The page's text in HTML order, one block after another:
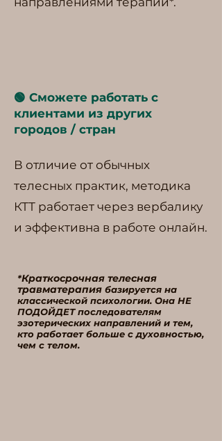
🟢 Сможете работать с
клиентами из других
городов / стран
В отличие от обычных
телесных практик, методика
КТТ работает через вербалику
и эффективна в работе онлайн.
*Краткосрочная телесная
травматерапия базируется на
классической психологии. Она НЕ
ПОДОЙДЕТ последователям
эзотерических направлений и тем,
кто работает больше с духовностью,
чем с телом.